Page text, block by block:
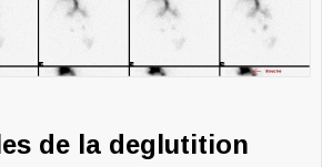
de la deglutition